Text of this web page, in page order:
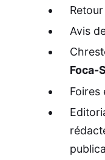
Avis
Foca-
Foires